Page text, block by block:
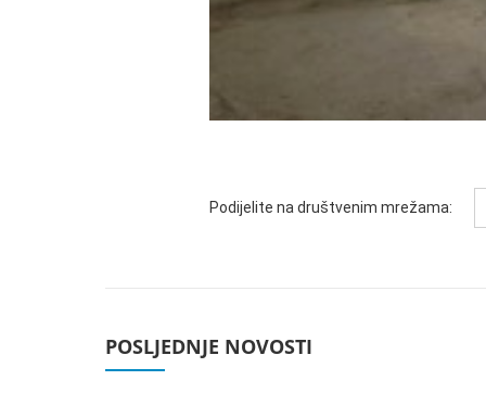
Podijelite na društvenim mrežama:
POSLJEDNJE NOVOSTI